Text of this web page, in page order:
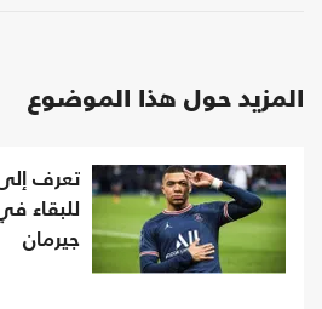
المزيد حول هذا الموضوع
تعرف
جيرمان